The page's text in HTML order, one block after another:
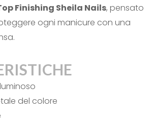
Finishing Sheila Nails, pensato
ogni manicure con una
del colore